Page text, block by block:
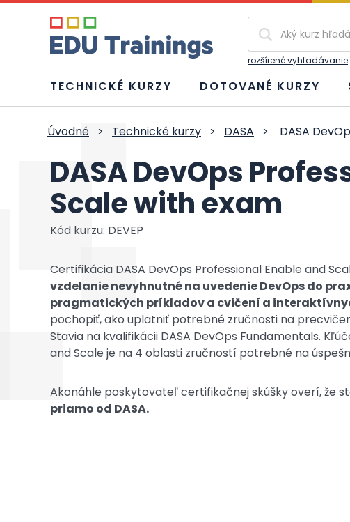
rozšírené vyhľadávanie
TECHNICKÉ KURZY DOTOVANÉ KURZY
Úvodné > Technické kurzy > DASA > DASA
DASA DevOps
Scale with exam
Kód kurzu: DEVEP
Certifikácia DASA DevOps Professional Enable and
vzdelanie nevyhnutné na uvedenie DevOps do
pragmatických príkladov a cvičení a
pochopiť, ako uplatniť potrebné zručnosti na
Stavia na kvalifikácii DASA DevOps Fundamentals.
and Scale je na 4 oblasti zručností potrebné na
Akonáhle poskytovateľ certifikačnej skúšky overí, že
priamo od DASA.